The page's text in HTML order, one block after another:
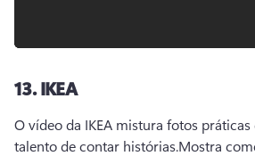
13.IKEA
O vídeo da IKEA mistura fotos
talento de contar histórias.Mostra